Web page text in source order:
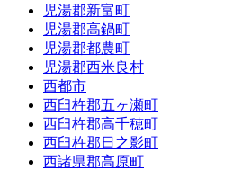
児湯郡新富町
児湯郡高鍋町
児湯郡都農町
児湯郡西米良村
西都市
西臼杵郡五ヶ瀬町
西臼杵郡高千穂町
西臼杵郡日之影町
西諸県郡高原町